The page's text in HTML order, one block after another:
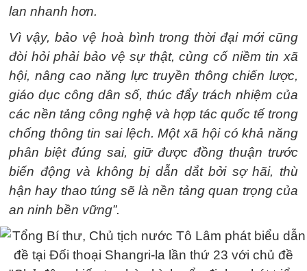
lan nhanh hơn.
Vì vậy, bảo vệ hoà bình trong thời đại mới cũng
đòi hỏi phải bảo vệ sự thật, củng cố niềm tin xã
hội, nâng cao năng lực truyền thông chiến lược,
giáo dục công dân số, thúc đẩy trách nhiệm của
các nền tảng công nghệ và hợp tác quốc tế trong
chống thông tin sai lệch. Một xã hội có khả năng
phân biệt đúng sai, giữ được đồng thuận trước
biến động và không bị dẫn dắt bởi sợ hãi, thù
hận hay thao túng sẽ là nền tảng quan trọng của
an ninh bền vững”.